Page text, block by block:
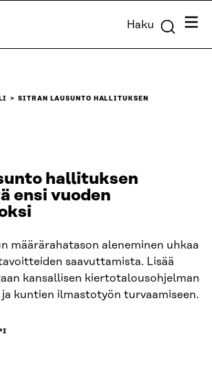
Haku
SITRAN LAUSUNTO HALLITUKSEN
hallituksen
ensi vuoden
määrärahatason aleneminen uhkaa
saavuttamista. Lisää
kansallisen kiertotalousohjelman
kuntien ilmastotyön turvaamiseen.